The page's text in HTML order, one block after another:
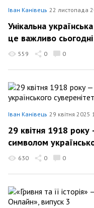
Іван Канівець 22 листопада
Унікальна
це важливо
559 0 0
Іван Канівець 29 квітня 2025
29 квітня 1918
символом
630 0 0